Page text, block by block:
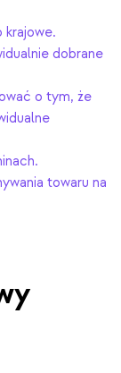
krajowe.
dobrane
o tym, że
towaru na